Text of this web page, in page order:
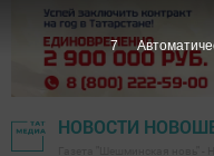
НОВОСТИ
7